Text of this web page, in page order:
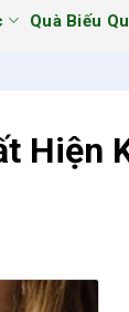
Quà Biếu
Hiện